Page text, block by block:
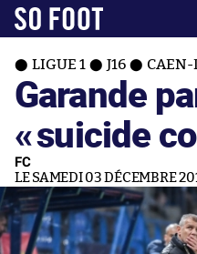
LIGUE 1 J16 CAEN-
Garande
«suicide
FC
LE SAMEDI 03 DÉCEMBRE